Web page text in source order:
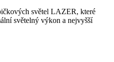
světel LAZER, které
světelný výkon a nejvyšší